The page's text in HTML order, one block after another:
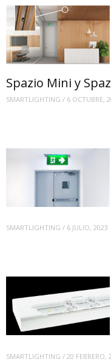
Spazio Mini y
SMARTLIGHTING / 6 OCTUBRE,
SMARTLIGHTING / 6 JULIO, 2023
SMARTLIGHTING / 20 FEBRERO,